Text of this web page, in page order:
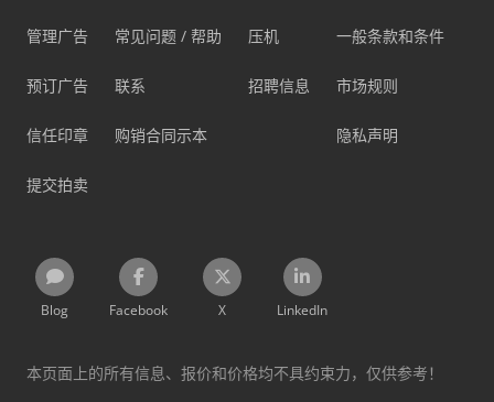
管理广告
预订广告
信任印章
提交拍卖
常见问题 / 帮助
联系
购销合同示本
压机
招聘信息
一般条款和条件
市场规则
隐私声明
Blog Facebook X LinkedIn
本页面上的所有信息、报价和价格均不具约束力，仅供参考！